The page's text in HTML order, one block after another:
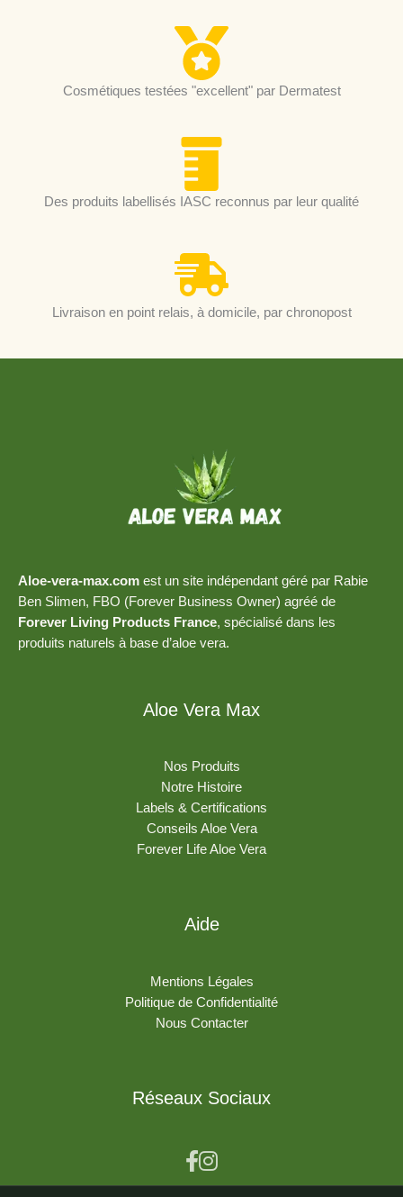
Cosmétiques testées "excellent" par Dermatest
Des produits labellisés IASC reconnus par leur qualité
Livraison en point relais, à domicile, par chronopost
Aloe-vera-max.com est un site indépendant géré par Rabie
Ben Slimen, FBO (Forever Business Owner) agréé de
Forever Living Products France, spécialisé dans les
produits naturels à base d’aloe vera.
Aloe Vera Max
Nos Produits
Notre Histoire
Labels & Certifications
Conseils Aloe Vera
Forever Life Aloe Vera
Aide
Mentions Légales
Politique de Confidentialité
Nous Contacter
Réseaux Sociaux